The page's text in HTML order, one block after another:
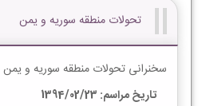
تحولات منطقه سوریه و یمن
سخنرانی تحولات منطقه سوریه و یمن
تاریخ مراسم: 1394/02/23